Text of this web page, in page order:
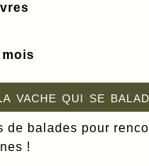
vache qui se
de balades pour
!